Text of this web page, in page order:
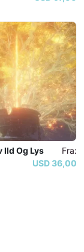
Ild Og Lys
Fra:
USD 36,00